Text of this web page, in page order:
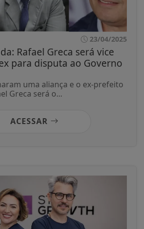
23/04/2025
Rafael Greca será vice
para disputa ao Governo
uma aliança e o ex-prefeito
Greca será o...
ACESSAR